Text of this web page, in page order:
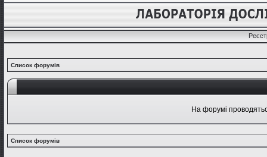
Список форумів
На форумі
Список форумів